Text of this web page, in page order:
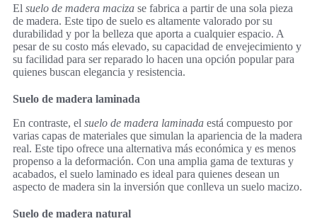
El suelo de madera maciza se fabrica a partir de una sola pieza
de madera. Este tipo de suelo es altamente valorado por su
durabilidad y por la belleza que aporta a cualquier espacio. A
pesar de su costo más elevado, su capacidad de envejecimiento y
su facilidad para ser reparado lo hacen una opción popular para
quienes buscan elegancia y resistencia.
Suelo de madera laminada
En contraste, el suelo de madera laminada está compuesto por
varias capas de materiales que simulan la apariencia de la madera
real. Este tipo ofrece una alternativa más económica y es menos
propenso a la deformación. Con una amplia gama de texturas y
acabados, el suelo laminado es ideal para quienes desean un
aspecto de madera sin la inversión que conlleva un suelo macizo.
Suelo de madera natural